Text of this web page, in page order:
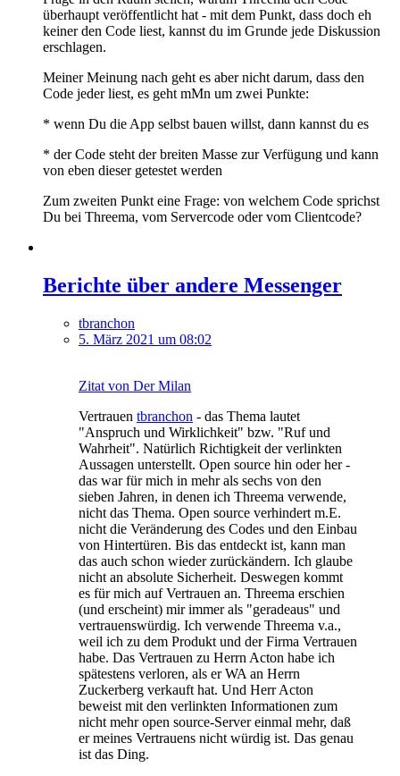
überhaupt veröffentlicht hat - mit dem Punkt, dass doch eh
keiner den Code liest, kannst du im Grunde jede Diskussion
erschlagen.
Meiner Meinung nach geht es aber nicht darum, dass den
Code jeder liest, es geht mMn um zwei Punkte:
* wenn Du die App selbst bauen willst, dann kannst du es
* der Code steht der breiten Masse zur Verfügung und kann
von eben dieser getestet werden
Zum zweiten Punkt eine Frage: von welchem Code sprichst
Du bei Threema, vom Servercode oder vom Clientcode?
Berichte über andere Messenger
tbranchon
5. März 2021 um 08:02
Zitat von Der Milan
Vertrauen tbranchon - das Thema lautet
"Anspruch und Wirklichkeit" bzw. "Ruf und
Wahrheit". Natürlich Richtigkeit der verlinkten
Aussagen unterstellt. Open source hin oder her -
das war für mich in mehr als sechs von den
sieben Jahren, in denen ich Threema verwende,
nicht das Thema. Open source verhindert m.E.
nicht die Veränderung des Codes und den Einbau
von Hintertüren. Bis das entdeckt ist, kann man
das auch schon wieder zurückändern. Ich glaube
nicht an absolute Sicherheit. Deswegen kommt
es für mich auf Vertrauen an. Threema erschien
(und erscheint) mir immer als "geradeaus" und
vertrauenswürdig. Ich verwende Threema v.a.,
weil ich zu dem Produkt und der Firma Vertrauen
habe. Das Vertrauen zu Herrn Acton habe ich
spätestens verloren, als er WA an Herrn
Zuckerberg verkauft hat. Und Herr Acton
beweist mit den verlinkten Informationen zum
nicht mehr open source-Server einmal mehr, daß
er meines Vertrauens nicht würdig ist. Das genau
ist das Ding.